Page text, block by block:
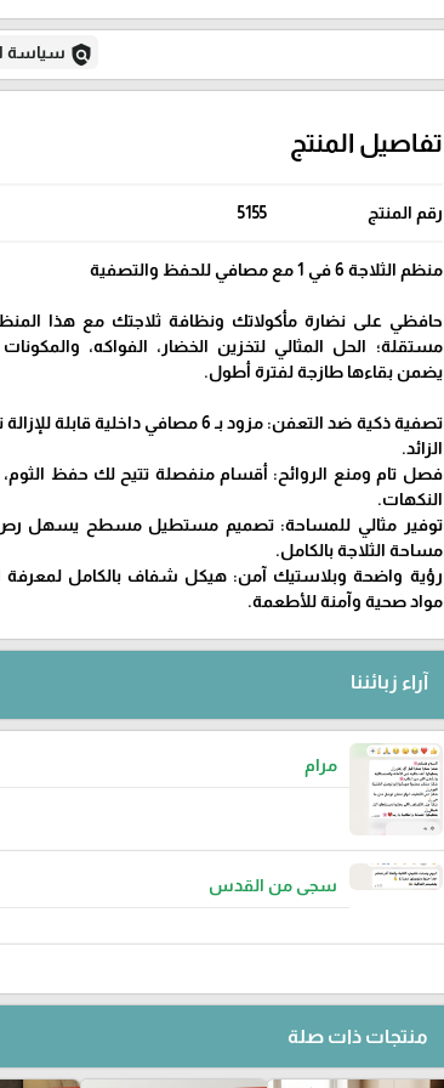
policy سياسة
تفاصيل المنتج
رقم المنتج 5155
منظم الثلاجة 6 في 1 مع مصافي للحفظ والتصفية
مستقلة؛ الحل المثالي لتخزين الخضار، الفواكه،
يضمن بقاءها طازجة لفترة أطول.
تصفية ذكية ضد التعفن: مزود بـ 6 مصافي
الزائد.
فصل تام ومنع الروائح: أقسام منفصلة تتيح لك حفظ
النكهات.
توفير مثالي للمساحة: تصميم مستطيل مسطح يسهل
مساحة الثلاجة بالكامل.
رؤية واضحة وبلاستيك آمن: هيكل شفاف بالكامل
مواد صحية وآمنة للأطعمة.
آراء زبائننا
مرام
سجى من القدس
منتجات ذات صلة